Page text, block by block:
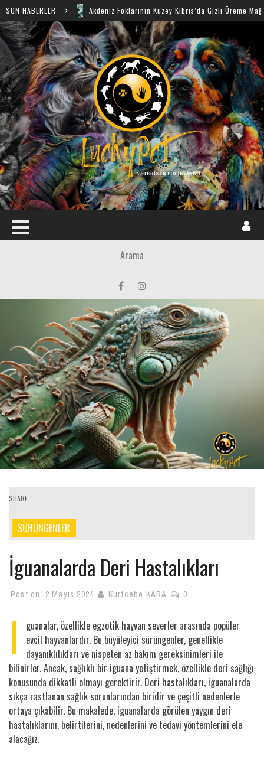
SON HABERLERAkdeniz Foklarının Kuzey Kıbrıs’da Gizli Üreme Mağaraları
SHARE
SÜRÜNGENLER
İguanalarda Deri Hastalıkları
Post on: 2 Mayıs 2024 Kurtcebe KARA 0
I
guanalar, özellikle egzotik hayvan severler arasında popüler
evcil hayvanlardır. Bu büyüleyici sürüngenler, genellikle
dayanıklılıkları ve nispeten az bakım gereksinimleri ile
bilinirler. Ancak, sağlıklı bir iguana yetiştirmek, özellikle deri sağlığı
konusunda dikkatli olmayı gerektirir. Deri hastalıkları, iguanalarda
sıkça rastlanan sağlık sorunlarından biridir ve çeşitli nedenlerle
ortaya çıkabilir. Bu makalede, iguanalarda görülen yaygın deri
hastalıklarını, belirtilerini, nedenlerini ve tedavi yöntemlerini ele
alacağız.